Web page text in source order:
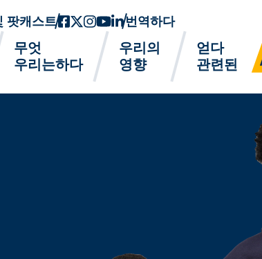
팟캐스트페이스북
트위터-x
인스 타 그램
유튜브
링크드인
번역하다
무엇
우리는하다
우리의
영향
얻다
관련된